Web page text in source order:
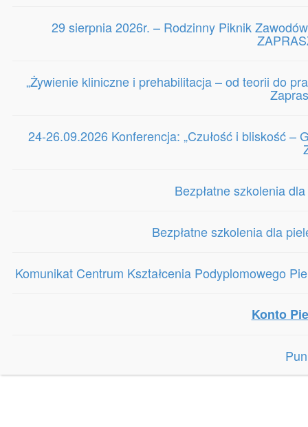
29 sierpnia 2026r. – Rodzinny Piknik
„Żywienie kliniczne i prehabilitacja – od teorii do
24-26.09.2026 Konferencja: „Czułość i bliskość –
Bezpłatne szkolenia
Bezpłatne szkolenia dla
Komunikat Centrum Kształcenia Podyplomowego
Konto